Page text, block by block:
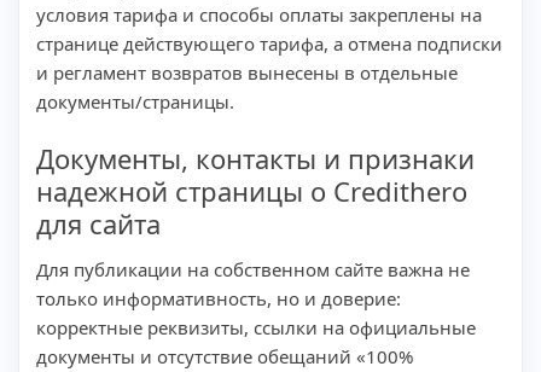
условия тарифа и способы оплаты закреплены на
странице действующего тарифа, а отмена подписки
и регламент возвратов вынесены в отдельные
документы/страницы.
Документы, контакты и признаки
надежной страницы о Credithero
для сайта
Для публикации на собственном сайте важна не
только информативность, но и доверие:
корректные реквизиты, ссылки на официальные
документы и отсутствие обещаний «100%